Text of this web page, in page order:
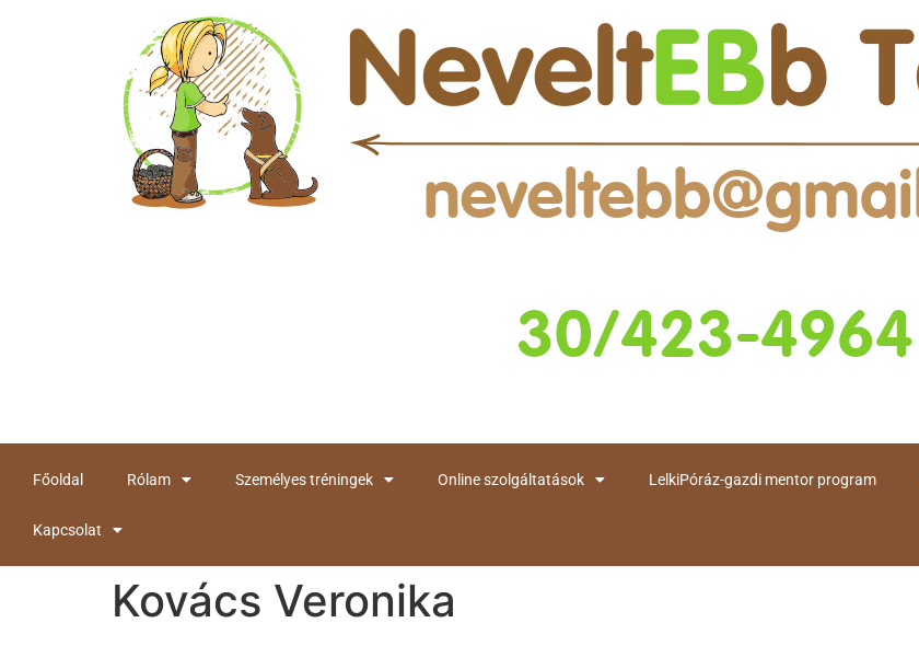
Főoldal Rólam Személyes tréningek Online szolgáltatások LelkiPóráz-gazdi mentor program
Kapcsolat
Kovács Veronika